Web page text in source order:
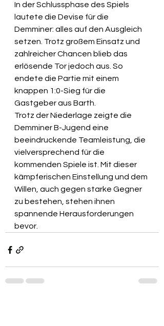
In der Schlussphase des Spiels
lautete die Devise für die
Demminer: alles auf den Ausgleich
setzen. Trotz großem Einsatz und
zahlreicher Chancen blieb das
erlösende Tor jedoch aus. So
endete die Partie mit einem
knappen 1:0-Sieg für die
Gastgeber aus Barth.
Trotz der Niederlage zeigte die
Demminer B-Jugend eine
beeindruckende Teamleistung, die
vielversprechend für die
kommenden Spiele ist. Mit dieser
kämpferischen Einstellung und dem
Willen, auch gegen starke Gegner
zu bestehen, stehen ihnen
spannende Herausforderungen
bevor.